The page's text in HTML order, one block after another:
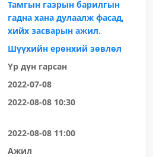
Тамгын газрын барилгын
гадна хана дулаалж фасад,
хийх засварын ажил.
Шүүхийн ерөнхий зөвлөл
Үр дүн гарсан
2022-07-08
2022-08-08 10:30
2022-08-08 11:00
Ажил